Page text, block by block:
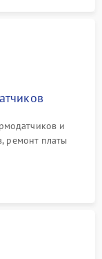
и
ремонт платы
микроклимата.
и подсветки.